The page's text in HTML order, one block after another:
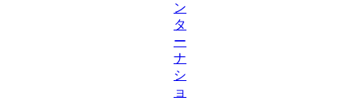
ン
タ
ー
ナ
シ
ョ